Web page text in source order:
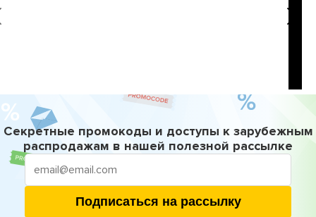
Секретные промокоды и доступы к зарубежным
распродажам в нашей полезной рассылке
Подписаться на рассылку